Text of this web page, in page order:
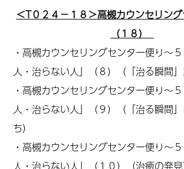
＜T０２４－１８＞高槻カウンセリン
（１８）
・高槻カウンセリングセンター便り～
人・治らない人」（８）（「治る瞬間」
・高槻カウンセリングセンター便り～
人・治らない人」（９）（「治る瞬間
ち）
・高槻カウンセリングセンター便り～
人・治らない人」（１０）
（治癒の発見